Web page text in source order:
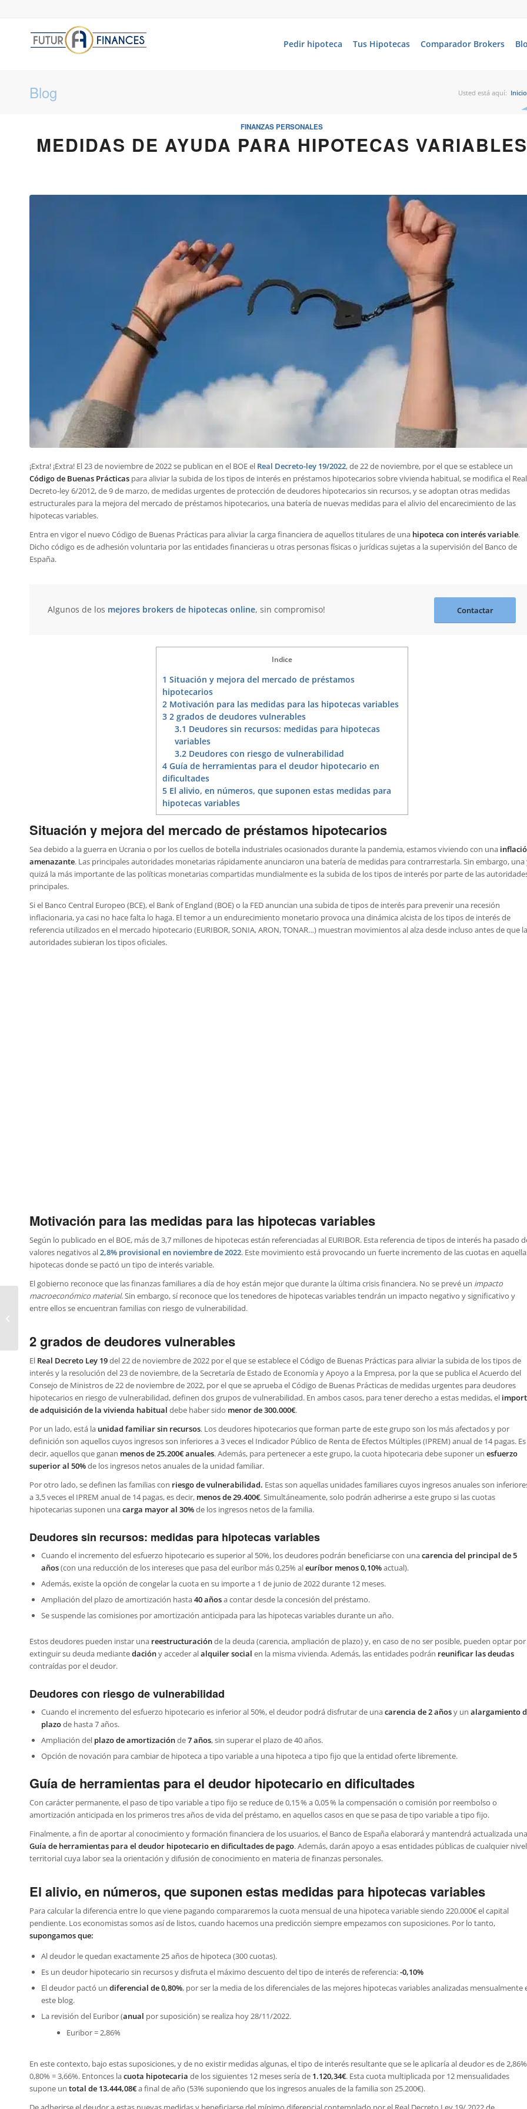
Pedir hipoteca Tus Hipotecas Comparador Brokers
Blog Usted está aquí: Inicio
FINANZAS PERSONALES
MEDIDAS DE AYUDA PARA HIPOTECAS VARIABLES
¡Extra! ¡Extra! El 23 de noviembre de 2022 se publican en el BOE el Real Decreto-ley 19/2022, de 22 de noviembre, por el que se establece un
Código de Buenas Prácticas para aliviar la subida de los tipos de interés en préstamos hipotecarios sobre vivienda habitual, se modifica el Real
Decreto-ley 6/2012, de 9 de marzo, de medidas urgentes de protección de deudores hipotecarios sin recursos, y se adoptan otras medidas
estructurales para la mejora del mercado de préstamos hipotecarios, una batería de nuevas medidas para el alivio del encarecimiento de las
hipotecas variables.
Entra en vigor el nuevo Código de Buenas Prácticas para aliviar la carga financiera de aquellos titulares de una hipoteca con interés variable.
Dicho código es de adhesión voluntaria por las entidades financieras u otras personas físicas o jurídicas sujetas a la supervisión del Banco de
España.
Algunos de los mejores brokers de hipotecas online, sin compromiso! Contactar
Indice
1 Situación y mejora del mercado de préstamos
hipotecarios
2Motivación para las medidas para las hipotecas variables
32 grados de deudores vulnerables
3.1 Deudores sin recursos: medidas para hipotecas
variables
3.2Deudores con riesgo de vulnerabilidad
4Guía de herramientas para el deudor hipotecario en
dificultades
5El alivio, en números, que suponen estas medidas para
hipotecas variables
Situación y mejora del mercado de préstamos hipotecarios
Sea debido a la guerra en Ucrania o por los cuellos de botella industriales ocasionados durante la pandemia, estamos viviendo con una
amenazante. Las principales autoridades monetarias rápidamente anunciaron una batería de medidas para contrarrestarla. Sin embargo, una
quizá la más importante de las políticas monetarias compartidas mundialmente es la subida de los tipos de interés por parte de las
principales.
Si el Banco Central Europeo (BCE), el Bank of England (BOE) o la FED anuncian una subida de tipos de interés para prevenir una recesión
inflacionaria, ya casi no hace falta lo haga. El temor a un endurecimiento monetario provoca una dinámica alcista de los tipos de interés de
referencia utilizados en el mercado hipotecario (EURIBOR, SONIA, ARON, TONAR…) muestran movimientos al alza desde incluso antes de que
autoridades subieran los tipos oficiales.
Motivación para las medidas para las hipotecas variables
Según lo publicado en el BOE, más de 3,7 millones de hipotecas están referenciadas al EURIBOR. Esta referencia de tipos de interés ha pasado
valores negativos al2,8% provisional en noviembre de 2022. Este movimiento está provocando un fuerte incremento de las cuotas en
hipotecas donde se pactó un tipo de interés variable.
El gobierno reconoce que las finanzas familiares a día de hoy están mejor que durante la última crisis financiera. No se prevé un impacto
macroeconómico material. Sin embargo, sí reconoce que los tenedores de hipotecas variables tendrán un impacto negativo y significativo y
entre ellos se encuentran familias con riesgo de vulnerabilidad.
2 grados de deudores vulnerables
El Real Decreto Ley 19del 22 de noviembre de 2022 por el que se establece el Código de Buenas Prácticas para aliviar la subida de los tipos de
interés y la resolución del 23 de noviembre, de la Secretaría de Estado de Economía y Apoyo a la Empresa, por la que se publica el Acuerdo del
Consejo de Ministros de 22 de noviembre de 2022, por el que se aprueba el Código de Buenas Prácticas de medidas urgentes para deudores
hipotecarios en riesgo de vulnerabilidad, definen dos grupos de vulnerabilidad. En ambos casos, para tener derecho a estas medidas, el
de adquisición de la vivienda habitual debe haber sido menor de 300.000€.
Por un lado, está la unidad familiar sin recursos. Los deudores hipotecarios que forman parte de este grupo son los más afectados y por
definición son aquellos cuyos ingresos son inferiores a 3 veces el Indicador Público de Renta de Efectos Múltiples (IPREM) anual de 14 pagas. Es
decir, aquellos que ganan menos de25.200€ anuales. Además, para pertenecer a este grupo, la cuota hipotecaria debe suponer un esfuerzo
superior al 50%de los ingresos netos anuales de la unidad familiar.
Por otro lado, se definen las familias con riesgo de vulnerabilidad. Estas son aquellas unidades familiares cuyos ingresos anuales son
a 3,5 veces el IPREM anual de 14 pagas, es decir, menos de 29.400€. Simultáneamente, solo podrán adherirse a este grupo si las cuotas
hipotecarias suponen unacarga mayor al 30%de los ingresos netos de la familia.
Deudores sin recursos: medidas para hipotecas variables
Cuando el incremento del esfuerzo hipotecario es superior al 50%, los deudores podrán beneficiarse con unacarencia del principal de 5
años(con una reducción de los intereses que pasa del euríbor más 0,25% aleuríbor menos 0,10%actual).
Además, existe la opción de congelar la cuota en su importe a 1 de junio de 2022 durante 12 meses.
Ampliación del plazo de amortización hasta40 añosa contar desde la concesión del préstamo.
Se suspende las comisiones por amortización anticipada para las hipotecas variables durante un año.
Estos deudores pueden instar una reestructuraciónde la deuda (carencia, ampliación de plazo) y, en caso de no ser posible, pueden optar por
extinguir su deuda mediantedacióny acceder alalquiler social en la misma vivienda. Además, las entidades podrán reunificar las deudas
contraídas por el deudor.
Deudores con riesgo de vulnerabilidad
Cuando el incremento del esfuerzo hipotecario es inferior al 50%, el deudor podrá disfrutar de unacarencia de 2 añosy un alargamiento
plazode hasta 7 años.
Ampliación del plazo de amortizaciónde7 años, sin superar el plazo de 40 años.
Opción de novación para cambiar de hipoteca a tipo variable a una hipoteca a tipo fijo que la entidad oferte libremente.
Guía de herramientas para el deudor hipotecario en dificultades
Con carácter permanente, el paso de tipo variable a tipo fijo se reduce de 0,15 % a 0,05 % la compensación o comisión por reembolso o
amortización anticipada en los primeros tres años de vida del préstamo, en aquellos casos en que se pasa de tipo variable a tipo fijo.
Finalmente, a fin de aportar al conocimiento y formación financiera de los usuarios, el Banco de España elaborará y mantendrá actualizada una
Guía de herramientas para el deudor hipotecario en dificultades de pago. Además, darán apoyo a esas entidades públicas de cualquier nivel
territorial cuya labor sea la orientación y difusión de conocimiento en materia de finanzas personales.
El alivio, en números, que suponen estas medidas para hipotecas variables
Para calcular la diferencia entre lo que viene pagando compararemos la cuota mensual de una hipoteca variable siendo 220.000€ el capital
pendiente. Los economistas somos así de listos, cuando hacemos una predicción siempre empezamos con suposiciones. Por lo tanto,
supongamos que:
Al deudor le quedan exactamente 25 años de hipoteca (300 cuotas).
Es un deudor hipotecario sin recursos y disfruta el máximo descuento del tipo de interés de referencia:-0,10%
El deudor pactó un diferencial de 0,80%, por ser la media de los diferenciales de las mejores hipotecas variables analizadas mensualmente
este blog.
La revisión del Euribor (anual por suposición) se realiza hoy 28/11/2022.
Euribor = 2,86%
En este contexto, bajo estas suposiciones, y de no existir medidas algunas, el tipo de interés resultante que se le aplicaría al deudor es de
0,80% = 3,66%. Entonces lacuota hipotecaria de los siguientes 12 meses sería de 1.120,34€. Esta cuota multiplicada por 12 mensualidades
supone un total de 13.444,08€a final de año (53% suponiendo que los ingresos anuales de la familia son 25.200€).
Medidas de alivio de